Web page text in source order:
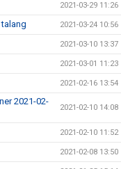
2021-03-29 11:26
2021-03-24 10:56
2021-03-10 13:37
2021-03-01 11:23
2021-02-16 13:54
2021-02-
2021-02-10 14:08
2021-02-10 11:52
2021-02-08 13:50